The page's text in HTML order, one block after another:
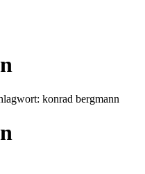
konrad bergmann